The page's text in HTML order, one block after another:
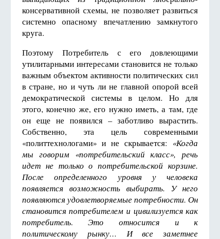
консервативной схемы, не позволяет развиться
системно опасному впечатлению замкнутого
круга.
Поэтому Потребитель с его довлеющими
утилитарными интересами становится не только
важным объектом активности политических сил
в стране, но и чуть ли не главной опорой всей
демократической системы в целом. Но для
этого, конечно же, его нужно иметь, а там, где
он еще не появился – заботливо вырастить.
Собственно, эта цель современными
«политтехнологами» и не скрывается: «Когда
мы говорим «потребительский класс», речь
идет не только о потребительской корзине.
После определенного уровня у человека
появляется возможность выбирать. У него
появляются удовлетворяемые потребности. Он
становится потребителем и цивилизуется как
потребитель. Это относится и к
политическому рынку… И все заметнее